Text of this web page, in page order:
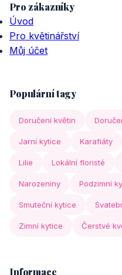
Pro zákazníky
Úvod
Pro květinářství
Můj účet
Populární tagy
Doručení květin
Jarní kytice Karafiáty
Lilie Lokální floristé
Narozeniny Podzimní
Smuteční kytice
Zimní kytice Čerstvé
Informace